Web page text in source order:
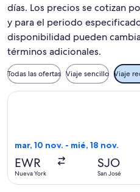
días. Los precios se cotizan
y para el periodo
disponibilidad pueden
términos adicionales.
Todas las ofertas Viaje sencillo Viaje
mar, 10 nov. - mié, 18 nov.
EWR
Nueva York
SJO
San José
Seleccionar vuelo de Arajet,